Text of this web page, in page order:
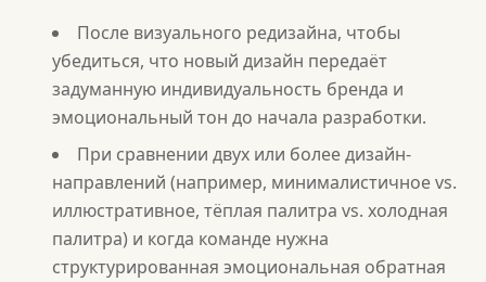
После визуального редизайна, чтобы
убедиться, что новый дизайн передаёт
задуманную индивидуальность бренда и
эмоциональный тон до начала разработки.
При сравнении двух или более дизайн-
направлений (например, минималистичное vs.
иллюстративное, тёплая палитра vs. холодная
палитра) и когда команде нужна
структурированная эмоциональная обратная